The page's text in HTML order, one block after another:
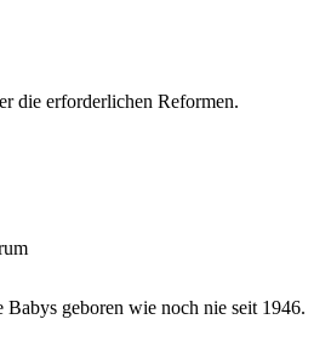
die erforderlichen Reformen.
geboren wie noch nie seit 1946.